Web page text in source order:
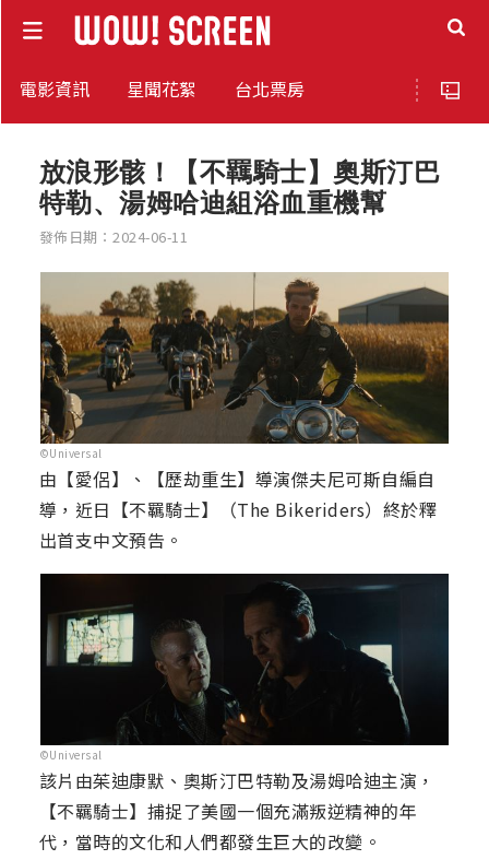
電影資訊 星聞花絮 台北票房
放浪形骸！【不羈騎士】奧斯汀巴
特勒、湯姆哈迪組浴血重機幫
發佈日期：2024-06-11
©Universal
由【愛侶】、【歷劫重生】導演傑夫尼可斯自編自
導，近日【不羈騎士】（The Bikeriders）終於釋
出首支中文預告。
©Universal
該片由茱迪康默、奧斯汀巴特勒及湯姆哈迪主演，
【不羈騎士】捕捉了美國一個充滿叛逆精神的年
代，當時的文化和人們都發生巨大的改變。